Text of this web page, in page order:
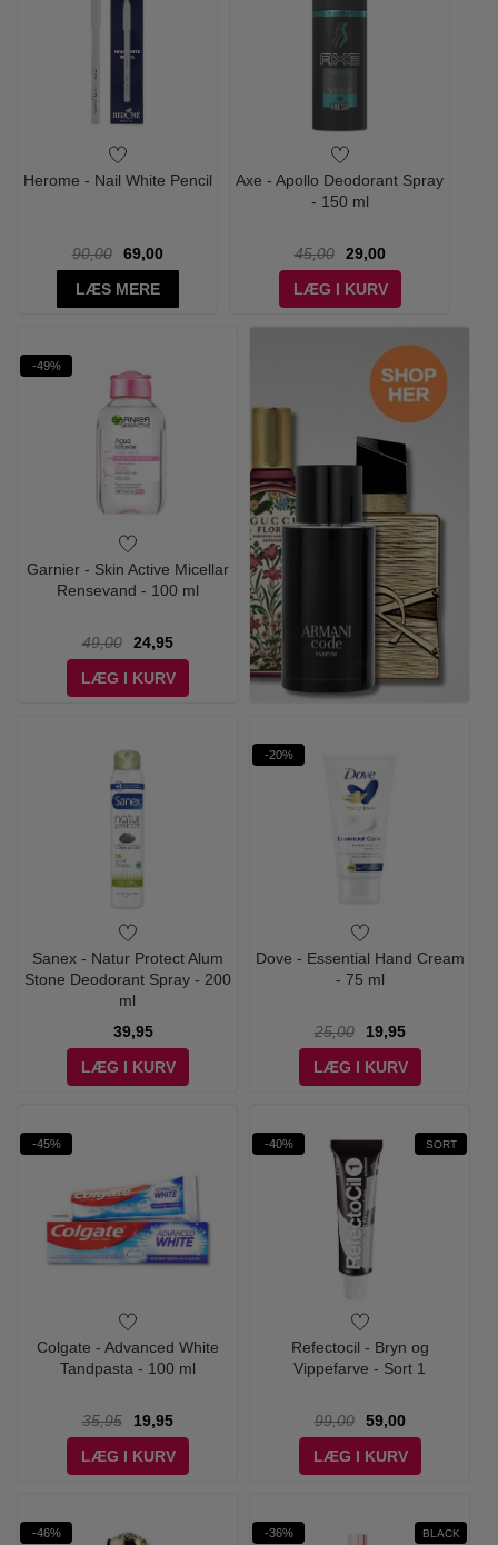
Herome - Nail White Pencil
90,00
69,00
LÆS MERE
Axe - Apollo Deodorant Spray
- 150 ml
45,00
29,00
LÆG I KURV
-49%
Garnier - Skin Active Micellar
Rensevand - 100 ml
49,00
24,95
LÆG I KURV
Sanex - Natur Protect Alum
Stone Deodorant Spray - 200
ml
39,95
LÆG I KURV
-20%
Dove - Essential Hand Cream
- 75 ml
25,00
19,95
LÆG I KURV
-45%
Colgate - Advanced White
Tandpasta - 100 ml
35,95
19,95
LÆG I KURV
-40% SORT
Refectocil - Bryn og
Vippefarve - Sort 1
99,00
59,00
LÆG I KURV
-46% -36% BLACK